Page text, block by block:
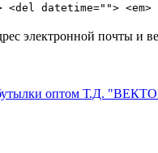
<del datetime="">
электронной почты и
оптом Т.Д.